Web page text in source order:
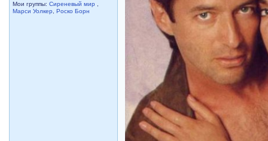
Мои группы:Сиреневый мир
Марси Уолкер
,Роско Борн